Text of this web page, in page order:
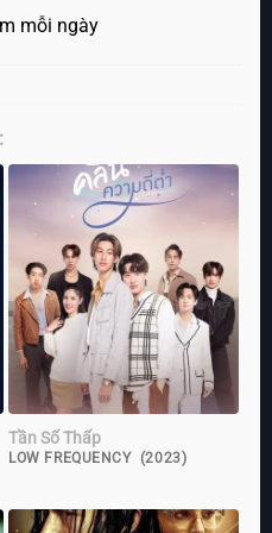
mỗi ngày
Tần Số Thấp
LOW FREQUENCY (2023)